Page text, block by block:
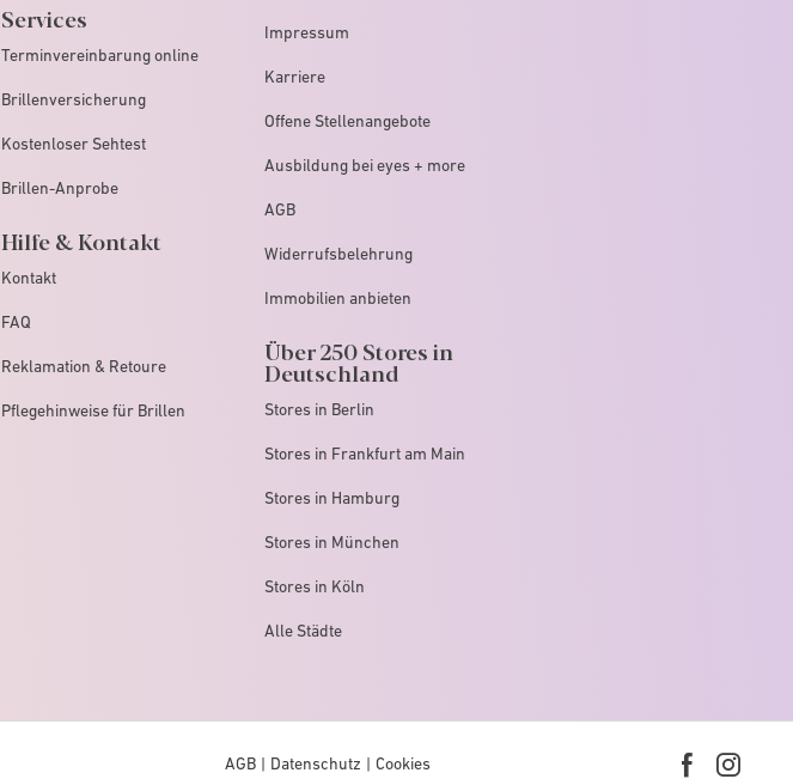
Services
Terminvereinbarung online
Brillenversicherung
Kostenloser Sehtest
Brillen-Anprobe
Hilfe & Kontakt
Kontakt
FAQ
Reklamation & Retoure
Pflegehinweise für Brillen
Impressum
Karriere
Offene Stellenangebote
Ausbildung bei eyes + more
AGB
Widerrufsbelehrung
Immobilien anbieten
Über 250 Stores in
Deutschland
Stores in Berlin
Stores in Frankfurt am Main
Stores in Hamburg
Stores in München
Stores in Köln
Alle Städte
AGB Datenschutz Cookies